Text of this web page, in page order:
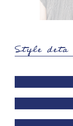
Style deta